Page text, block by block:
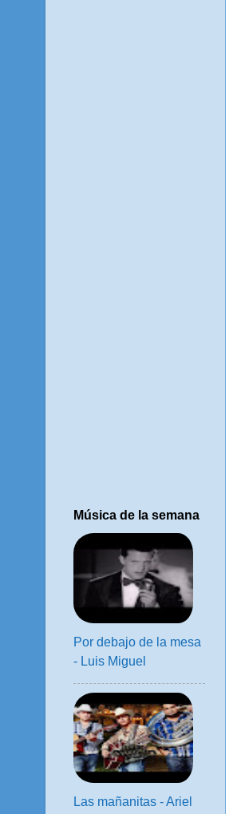
Música de la semana
Por debajo de la mesa
- Luis Miguel
Las mañanitas - Ariel